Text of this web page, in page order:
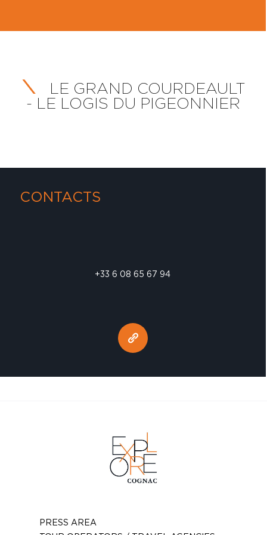
LE GRAND COURDEAULT
- LE LOGIS DU PIGEONNIER
CONTACTS
+33 6 08 65 67 94
PRESS AREA